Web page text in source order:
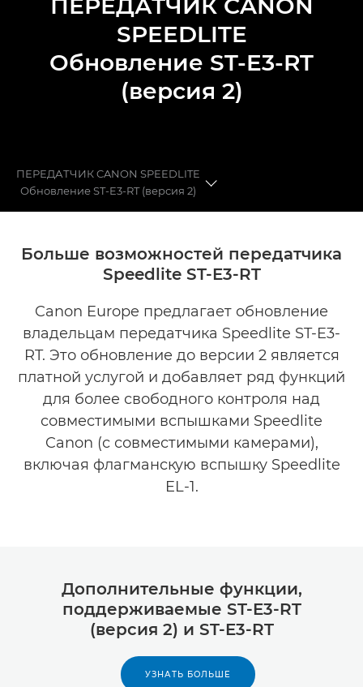
ПЕРЕДАТЧИК CANON
SPEEDLITE
Обновление ST-E3-RT
(версия 2)
ПЕРЕДАТЧИК CANON SPEEDLITE
Обновление ST-E3-RT (версия 2)
Галерея
Дополнительные услуги
Больше возможностей передатчика
Speedlite ST-E3-RT
Canon Europe предлагает обновление
владельцам передатчика Speedlite ST-E3-
RT. Это обновление до версии 2 является
платной услугой и добавляет ряд функций
для более свободного контроля над
совместимыми вспышками Speedlite
Canon (с совместимыми камерами),
включая флагманскую вспышку Speedlite
EL-1.
Дополнительные функции,
поддерживаемые ST-E3-RT
(версия 2) и ST-E3-RT
УЗНАТЬ БОЛЬШЕ